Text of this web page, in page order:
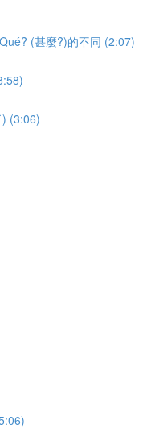
(甚麼?)的不同 (2:07)
(3:06)